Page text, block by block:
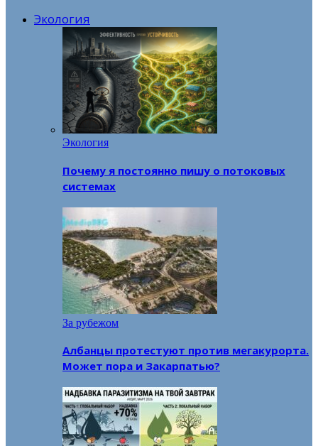
Экология
Экология
Почему я постоянно пишу о потоковых
системах
За рубежом
Албанцы протестуют против мегакурорта.
Может пора и Закарпатью?